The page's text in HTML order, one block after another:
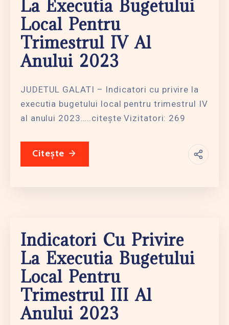
La Executia Bugetului
Local Pentru
Trimestrul IV Al
Anului 2023
JUDETUL GALATI – Indicatori cu privire la
executia bugetului local pentru trimestrul IV
al anului 2023…..citește Vizitatori: 269
Citește
Indicatori Cu Privire
La Executia Bugetului
Local Pentru
Trimestrul III Al
Anului 2023